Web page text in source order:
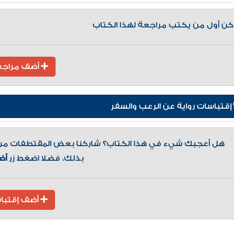
كن أول من يكتب مراجعة لهذا الكتاب
أضف
إقتباسات رواية عن الرعب والسفر
هل أعجبك شيء في هذا الكتاب؟ شاركنا بعض المقتطفات من
بذلك، فضلا اضغط زر
أضف